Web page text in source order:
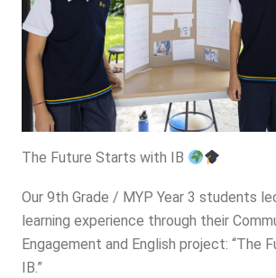
The Future Starts with IB
Our 9th Grade / MYP Year 3 students
learning experience through their
Engagement and English project: “The
IB.”